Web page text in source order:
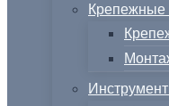
Крепежные